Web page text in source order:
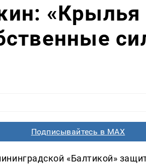
«Крылья
Подписывайтесь в MAX
«Балтикой»